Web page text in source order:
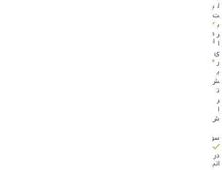
ل
ت
ب
ر
ا
ی
ر
ی
ش
ت
ر
ا
ش
سونی
در
انبار
براون
در
انبار
۶,۹۹۰,۰۰۰
افزودن
به سبد
خرید